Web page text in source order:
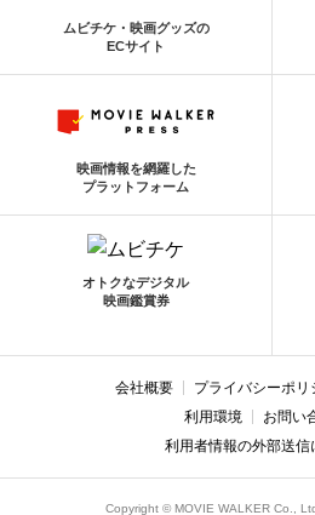
ムビチケ・映画グッズの
ECサイト
映画情報を網羅した
プラットフォーム
オトクなデジタル
映画鑑賞券
会社概要 プライバシーポリ
利用環境
お問い
利用者情報の外部送信
Copyright © MOVIE WALKER Co.,